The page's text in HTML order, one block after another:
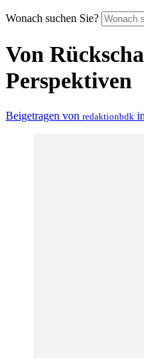
Wonach suchen Sie?
Von
Perspektiven
Beigetragen von redaktionbdk in